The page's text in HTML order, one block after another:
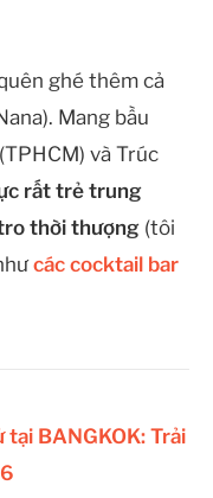
ghé thêm cả
Mang bầu
và Trúc
rất trẻ trung
thời thượng (tôi
các cocktail bar
BANGKOK: Trải